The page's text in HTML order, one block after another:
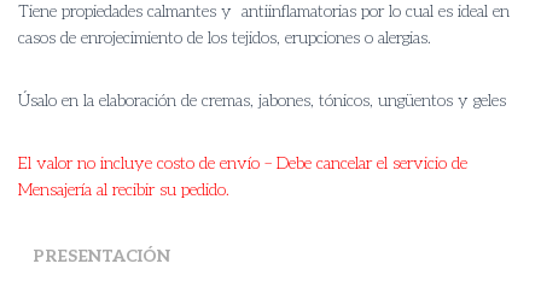
$ 16.800
Tiene propiedades calmantes y antiinflamatorias por lo cual es ideal en
casos de enrojecimiento de los tejidos, erupciones o alergias.
Úsalo en la elaboración de cremas, jabones, tónicos, ungüentos y geles
El valor no incluye costo de envío – Debe cancelar el servicio de
Mensajería al recibir su pedido.
PRESENTACIÓN